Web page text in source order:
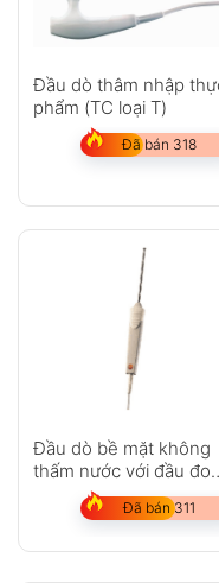
Đầu dò thâm nhập
phẩm (TC loại T)
Đã bán 318
Đầu dò bề mặt không
thấm nước với đầu đo
được mở rộng
Đã bán 311